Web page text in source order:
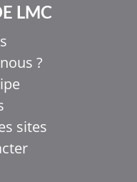
LMC
?
sites